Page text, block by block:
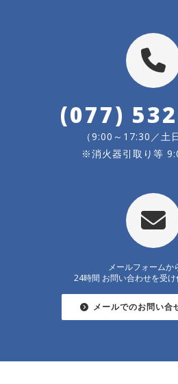
(077)
（9:00～17:30／土
※消火器引取り等
メールフォームか
24時間 お問い合わせを受
メールでのお問い合